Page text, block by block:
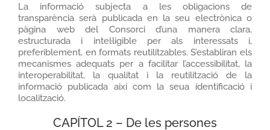
La informació subjecta a les obligacions de
transparència serà publicada en la seu electrònica o
pàgina web del Consorci d’una manera clara,
estructurada i intel·ligible per als interessats i,
preferiblement, en formats reutilitzables. S’establiran els
mecanismes adequats per a facilitar l’accessibilitat, la
interoperabilitat, la qualitat i la reutilització de la
informació publicada així com la seua identificació i
localització.
CAPÍTOL 2 – De les persones